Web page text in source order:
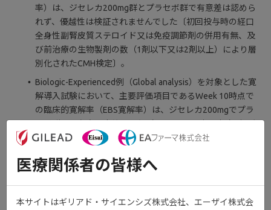
率）は、ジセレカ200mg群とプラセボ群で有意差は認めら
れず、優越性は検証されませんでした〔初回投与時の経口
全身性副腎皮質ステロイド又は免疫調節剤の併用有無、及
び前治療の生物製剤の数（1剤以下又は2剤以上）により層
別化されたCMH検定〕。
Biologic-Experienced例（Global analysis）を対象とした寛
解導入試験において、主要評価項目であるWeek 10時点で
の臨床的寛解率（EBS寛解率）は、ジセレカ200mgでプラ
口全身性副腎皮質ステロイド又は免疫調節剤の併用有無、
層別化されたCMH検定〕。
医療関係者の皆様へ
本サイトはギリアド・サイエンシズ株式会社、エーザイ株式会